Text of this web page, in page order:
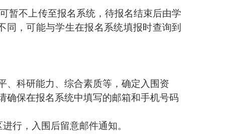
暂不上传至报名系统，待报名结束后由学
，可能与学生在报名系统填报时查询到
、科研能力、综合素质等，确定入围资
确保在报名系统中填写的邮箱和手机号码
行，入围后留意邮件通知。